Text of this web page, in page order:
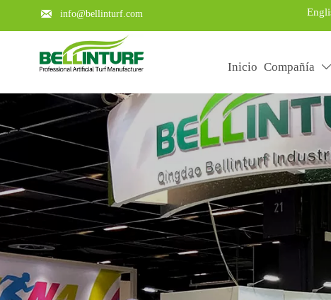
 info@bellinturf.com
Inicio Compañía 
Learn about the key points of